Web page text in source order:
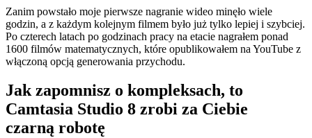
Zanim powstało moje pierwsze nagranie wideo minęło wiele
godzin, a z każdym kolejnym filmem było już tylko lepiej i szybciej.
Po czterech latach po godzinach pracy na etacie nagrałem ponad
1600 filmów matematycznych, które opublikowałem na YouTube z
włączoną opcją generowania przychodu.
Jak zapomnisz o kompleksach, to
Camtasia Studio 8 zrobi za Ciebie
czarną robotę